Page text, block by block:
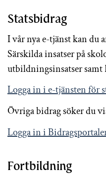
Statsbidrag
I vår nya e-tjänst kan du
Särskilda insatser på
utbildningsinsatser
Logga in i e-tjänsten för
Övriga bidrag söker du
Logga in i
Fortbildning